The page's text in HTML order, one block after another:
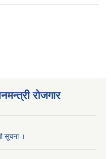
रोजगार
सूचना ।